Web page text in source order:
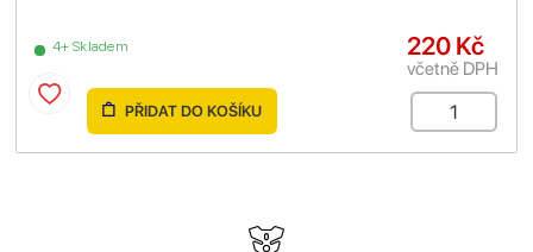
4+ Skladem 220 Kč
včetně DPH
PŘIDAT DO KOŠÍKU